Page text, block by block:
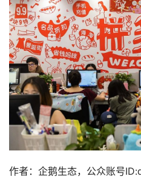
作者：企鹅生态，公众账号